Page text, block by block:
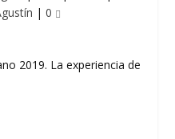
| 0